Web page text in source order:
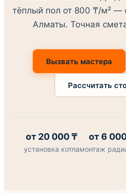
тёплый пол от 800 ₸/м² —
Алматы. Точная
Вызвать мастера
Рассчитать
от 20 000 ₸
установка котла
от 6
монтаж